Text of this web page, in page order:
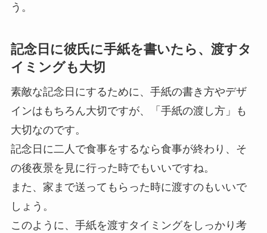
う。
記念日に彼氏に手紙を書いたら、渡すタ
イミングも大切
素敵な記念日にするために、手紙の書き方やデザ
インはもちろん大切ですが、「手紙の渡し方」も
大切なのです。
記念日に二人で食事をするなら食事が終わり、そ
の後夜景を見に行った時でもいいですね。
また、家まで送ってもらった時に渡すのもいいで
しょう。
このように、手紙を渡すタイミングをしっかり考